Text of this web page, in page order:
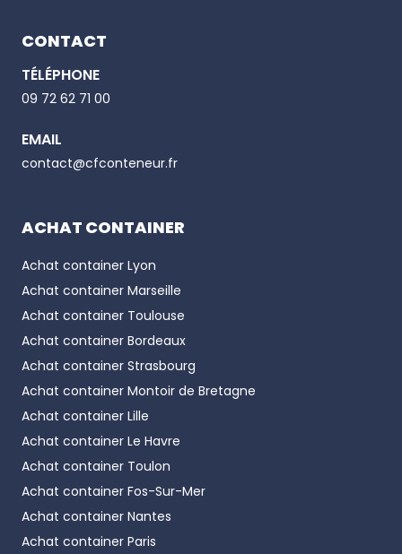
CONTACT
TÉLÉPHONE
Email
09 72 62 71 00
EMAIL
Phone number
contact@cfconteneur.fr
ACHAT CONTAINER
Achat container Lyon
Achat container Marseille
Achat container Toulouse
Achat container Bordeaux
Achat container Strasbourg
Achat container Montoir de Bretagne
Achat container Lille
Achat container Le Havre
Achat container Toulon
Achat container Fos-Sur-Mer
Achat container Nantes
Achat container Paris